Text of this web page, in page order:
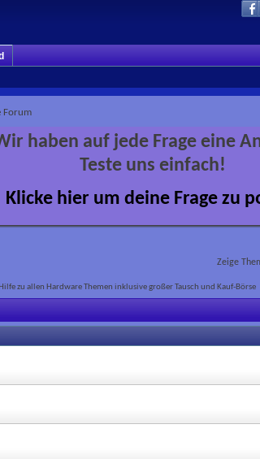
Forum
haben auf jede Frage eine
Teste uns einfach!
Klicke hier um deine Frage zu
Zeige
zu allen Hardware Themen inklusive großer Tausch und Kauf-Börse